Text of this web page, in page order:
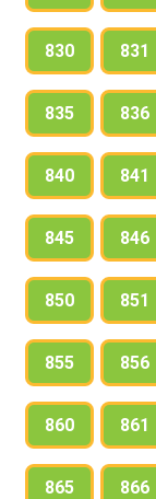
830 831
835 836
840 841
845 846
850 851
855 856
860 861
865 866